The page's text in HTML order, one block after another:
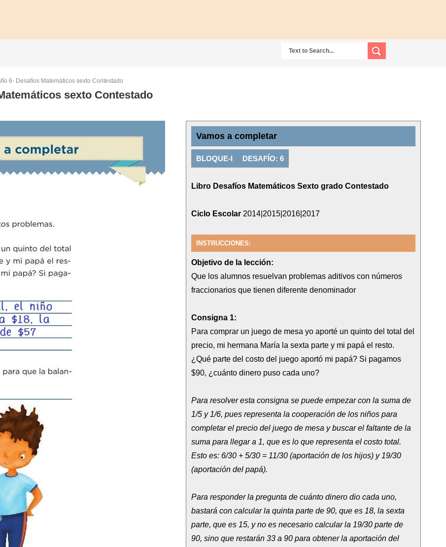
6- Desafíos Matemáticos sexto Contestado
sexto Contestado
Vamos a completar
BLOQUE-I DESAFÍO: 6
Libro Desafíos Matemáticos Sexto grado Contestado
Ciclo Escolar2014|2015|2016|2017
INSTRUCCIONES:
Objetivo de la lección:
Que los alumnos resuelvan problemas aditivos con números
fraccionarios que tienen diferente denominador
Consigna 1:
Para comprar un juego de mesa yo aporté un quinto del total del
precio, mi hermana María la sexta parte y mi papá el resto.
¿Qué parte del costo del juego aportó mi papá? Si pagamos
$90, ¿cuánto dinero puso cada uno?
Para resolver esta consigna se puede empezar con la suma de
1/5 y 1/6, pues representa la cooperación de los niños para
completar el precio del juego de mesa y buscar el faltante de la
suma para llegar a 1, que es lo que representa el costo total.
Esto es: 6/30 + 5/30 = 11/30 (aportación de los hijos) y 19/30
(aportación del papá).
Para responder la pregunta de cuánto dinero dio cada uno,
bastará con calcular la quinta parte de 90, que es 18, la sexta
parte, que es 15, y no es necesario calcular la 19/30 parte de
90, sino que restarán 33 a 90 para obtener la aportación del